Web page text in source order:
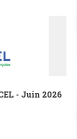
- Juin 2026